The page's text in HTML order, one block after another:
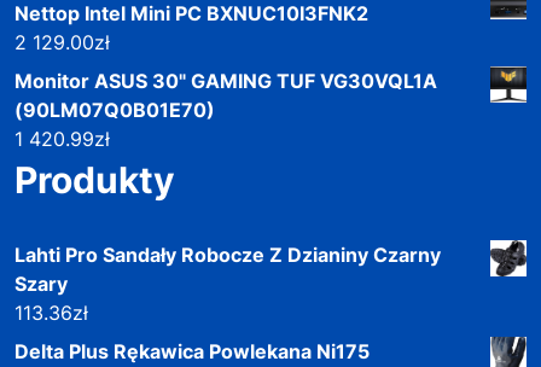
Nettop Intel Mini PC BXNUC10I3FNK2
2 129.00zł
Monitor ASUS 30" GAMING TUF VG30VQL1A
(90LM07Q0B01E70)
1 420.99zł
Produkty
Lahti Pro Sandały Robocze Z Dzianiny Czarny
Szary
113.36zł
Delta Plus Rękawica Powlekana Ni175